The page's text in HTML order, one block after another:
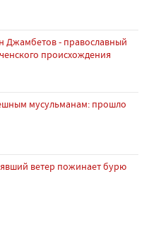
Джамбетов - православный
происхождения
мусульманам: прошло
ветер пожинает бурю